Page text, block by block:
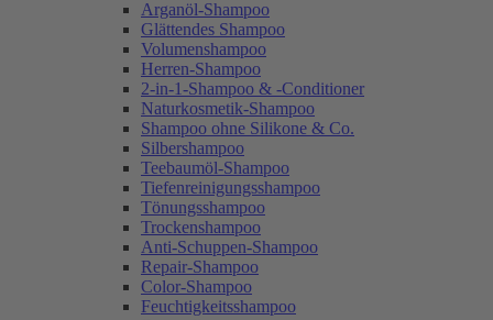
Arganöl-Shampoo
Glättendes Shampoo
Volumenshampoo
Herren-Shampoo
2-in-1-Shampoo & -Conditioner
Naturkosmetik-Shampoo
Shampoo ohne Silikone & Co.
Silbershampoo
Teebaumöl-Shampoo
Tiefenreinigungsshampoo
Tönungsshampoo
Trockenshampoo
Anti-Schuppen-Shampoo
Repair-Shampoo
Color-Shampoo
Feuchtigkeitsshampoo